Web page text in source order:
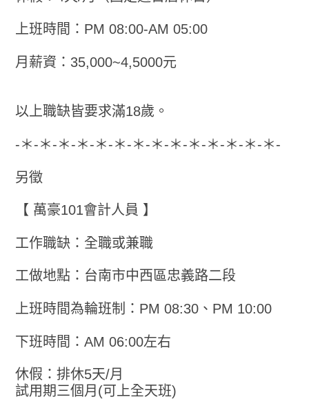
上班時間：PM 08:00-AM 05:00
月薪資：35,000~4,5000元
以上職缺皆要求滿18歲。
-＊-＊-＊-＊-＊-＊-＊-＊-＊-＊-＊-＊-＊-＊-
另徵
【 萬豪101會計人員 】
工作職缺：全職或兼職
工做地點：台南市中西區忠義路二段
上班時間為輪班制：PM 08:30、PM 10:00
下班時間：AM 06:00左右
休假：排休5天/月
試用期三個月(可上全天班)